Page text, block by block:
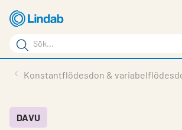
Hoppa
till
huvudinnehållet
Sökord
Sök
på
Service & Support
Konstantflödesdon &
DAVU